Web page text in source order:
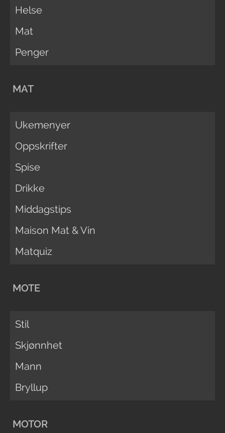
Helse
Mat
Penger
MAT
Ukemenyer
Oppskrifter
Spise
Drikke
Middagstips
Maison Mat & Vin
Matquiz
MOTE
Stil
Skjønnhet
Mann
Bryllup
MOTOR